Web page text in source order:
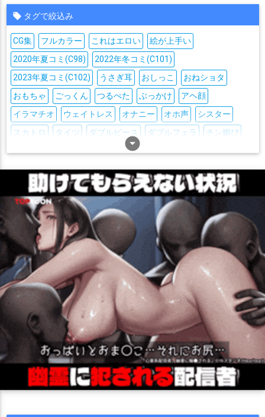
アイラ・コールマン
アルス・アルマル
アンジュ・カトリーナ
アーニャ・メルフィッサ
イヴ・ヴァルレーヌ
エリア・ステラリア
エリザベス・ローズ・ブラッドフレイム
エリーラ・ペンドラ
エリー・コニファー
エルフのえる
オーロ・クロニー
カグラナナ カルロ・ピノ
キズナアイ
シオリ・ノヴェラ
ジジ・ムリン
セフィラ・スゥ
セレス・ファウナ
セレン・龍月
セレン龍月
ソフィア・ヴァレンタイン
ソ・ナギ
ディープウェブ・アンダーグラウンド(DWU)
ドーラ(バーチャルYouTuber)
ナ・セラ
ニュイ・ソシエール
ニーツ/VT-212
ヌン・ボラ
ネリッサ・レイヴンクロフト
ハコス・ベールズ
バン・ハダ パヴォリア・レイネ
フミ
フレン・E・ルスタリオ
フワワ・アビスガード
ベスティア・ゼータ
ペトラグリン
マグロナ
マリア・マリオネット
ミライアカリ
ミライアカリ
ミント・ファントーム
ムーナ・ホシノヴァ
メリッサ・キンレンカ
モイラ
モココ・アビスガード
ヤマトイオリ
ヤン･ナリ
ユメノシオリ
ラオーラ・パンテーラ
ラトナ・プティ
ルイス・キャミー
ルルン・ルルリカ ルーナ・ネージュ
タグで絞込み
arrow_drop_down_circle
CG集 フルカラー これはエロい
絵が上手い
2020年夏コミ(C98)
2022年冬コミ(C101)
2023年夏コミ(C102)
うさぎ耳 おしっこ
おねショタ
おもちゃ
ごっくん つるぺた ぶっかけ
アヘ顔
イラマチオ
ウェイトレス オナニー オホ声
シスター
スカトロ
タイツ ダブルピース ダブルフェラ
チン媚び
ツインテール
トロ顔 ナース ニプルファック
ニーソ
バック
バニー パイズリ フェラ ボテ腹
ボールギャグ
マイクロ水着
メイド メガネ モンスター姦
ラブラブ
レズ
中出し 丸呑み 乱交 二穴 制服
口内射精
和服・着物
噴乳 堕落 壁尻 妊娠 媚薬・催眠
尻穴
巨乳
拘束 撮影 水着 淫乱 爆乳 犬耳 猫耳
獣耳
目隠し
羞恥 褐色肌 触手 貧乳 足コキ
キス
画集 CG集 フルカラー 巨乳 むちむち
トロ顔
汗だく
パイズリ メガネ かわいい
合同作
2020年夏コミ(C98)
大集合 シスター 絵が上手い
エロ多
アヘ顔
バック 媚薬・催眠 ダブルピース
フェラ
ウェイトレス
制服 褐色肌 撮影 羞恥 ぶっかけ
微エロ
タイツ
中出し 合意なし ナース 淫乱 噴乳 顔射
画集
バニー
つるぺた 連続 おしっこ ごっくん
イラマチオ